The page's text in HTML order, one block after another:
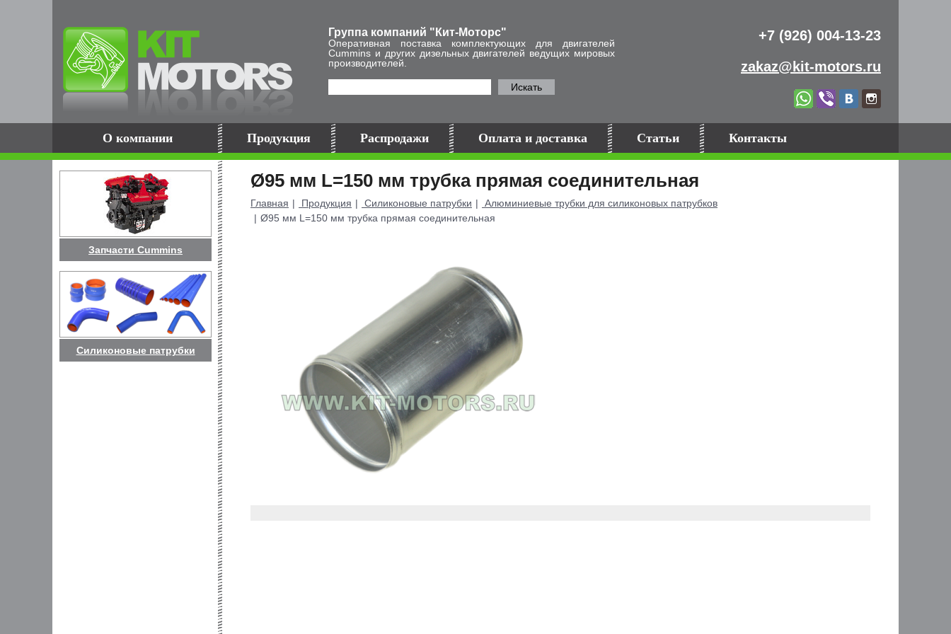
Группа компаний "Кит-Моторс"
Оперативная поставка комплектующих для двигателей
Cummins и других дизельных двигателей ведущих мировых
производителей.
Искать
+7 (926) 004-13-23
zakaz@kit-motors.ru
О компании Продукция Распродажи Оплата и доставка Статьи Контакты
Ø95 мм L=150 мм трубка прямая соединительная
Главная Продукция Силиконовые патрубки
Алюминиевые трубки для силиконовых патрубков
Ø95 мм L=150 мм трубка прямая соединительная
Запчасти Cummins
Силиконовые патрубки